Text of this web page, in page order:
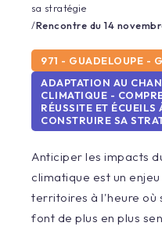
sa stratégie
/Rencontre du14
971 - GUADELOUPE -
ADAPTATION AU
CLIMATIQUE -
RÉUSSITE ET ÉCUEILS
CONSTRUIRE SA
Anticiper les impacts
climatique est un
territoires à l'heure où
font de plus en plus